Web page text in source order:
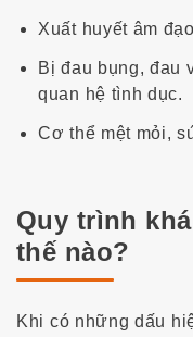
Xuất huyết âm
Bị đau bụng, đau
quan hệ tình dục.
Cơ thể mệt mỏi,
Quy trình
thế nào?
Khi có những dấu